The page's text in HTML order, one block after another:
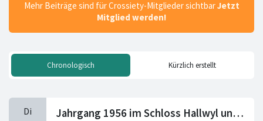
Mehr Beiträge sind für Crossiety-Mitglieder sichtbarJetzt
Mitglied werden!
Chronologisch Kürzlich erstellt
Jahrgang 1956 im Schloss Hallwyl und auf dem Hallwilersee, Dienstag, 25.08.2026